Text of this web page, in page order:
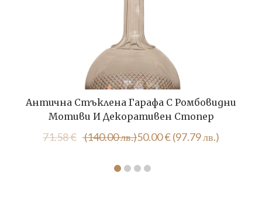
Антична Стъклена Гарафа С Ромбовидни
Мотиви И Декоративен Стопер
71.58€ (140.00 лв.)Original
was:
50.00€(97.79 лв.)
Текущата
е: